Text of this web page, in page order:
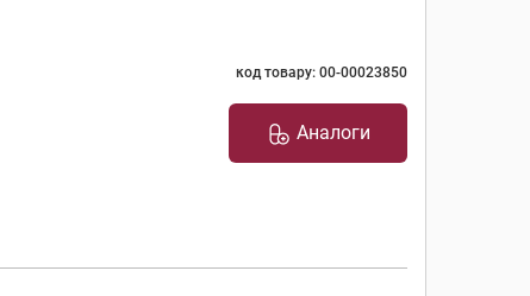
код товару: 00-00023850
Аналоги